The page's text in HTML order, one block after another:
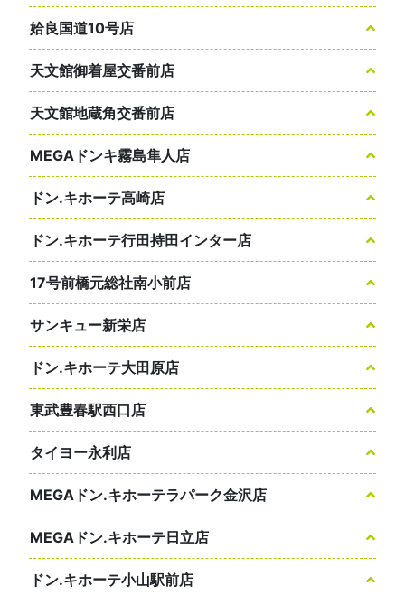
姶良国道10号店
天文館御着屋交番前店
天文館地蔵角交番前店
MEGAドンキ霧島隼人店
ドン.キホーテ高崎店
ドン.キホーテ行田持田インター店
17号前橋元総社南小前店
サンキュー新栄店
ドン.キホーテ大田原店
東武豊春駅西口店
タイヨー永利店
MEGAドン.キホーテラパーク金沢店
MEGAドン.キホーテ日立店
ドン.キホーテ小山駅前店